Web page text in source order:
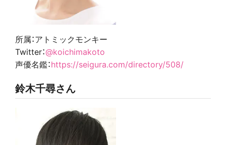
所属：アトミックモンキー
Twitter：@koichimakoto
声優名鑑：https://seigura.com/directory/508/
鈴木千尋さん